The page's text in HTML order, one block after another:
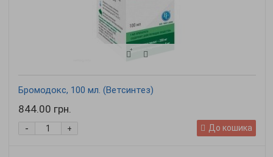
Бромодокс, 100 мл. (Ветсинтез)
844.00 грн.
+
- До кошика